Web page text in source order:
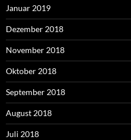
Januar 2019
Dezember 2018
November 2018
Oktober 2018
September 2018
August 2018
Juli 2018